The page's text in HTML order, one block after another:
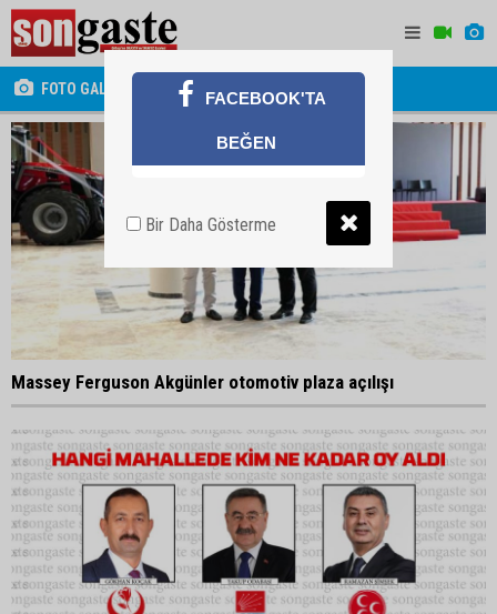
FOTO GALERİ
Massey Ferguson Akgünler otomotiv plaza açılışı
FACEBOOK'TA
BEĞEN
Bir Daha Gösterme